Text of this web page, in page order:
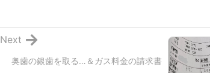
奥歯の銀歯を取る…＆ガス料金の請求書
Next